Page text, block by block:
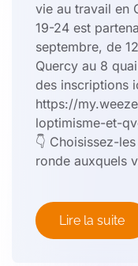
vie au travail en
19-24 est
septembre, de
Quercy au 8
des inscriptions
https://
loptimisme-et-
👇 Choisissez-
ronde auxquels
Lire la suite